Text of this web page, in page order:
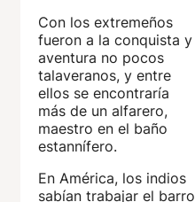
Con los extremeños
fueron a la conquista y
aventura no pocos
talaveranos, y entre
ellos se encontraría
más de un alfarero,
maestro en el baño
estannífero.
En América, los indios
sabían trabajar el barro